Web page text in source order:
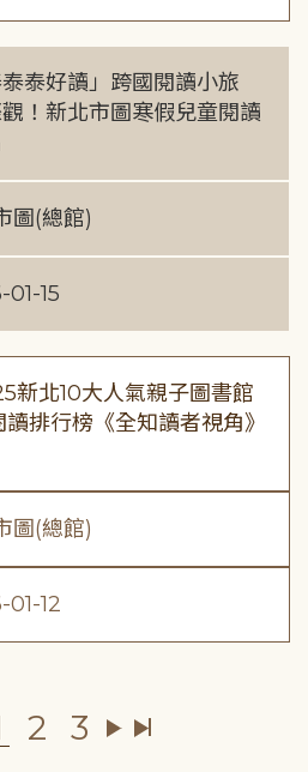
泰泰好讀」跨國閱讀小旅
！新北市圖寒假兒童閱讀
圖(總館)
15
新北10大人氣親子圖書館
排行榜《全知讀者視角》
圖(總館)
12
2 3